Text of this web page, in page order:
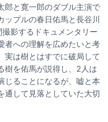
郎と寛一郎のダブル主演で
ップルの春日佑馬と長谷川
影するドキュメンタリー
者への理解を広めたいと考
実は樹とはすでに破局して
樹を佑馬が説得し、2人は
じることになるが、嘘と本
通して見落としていた大切